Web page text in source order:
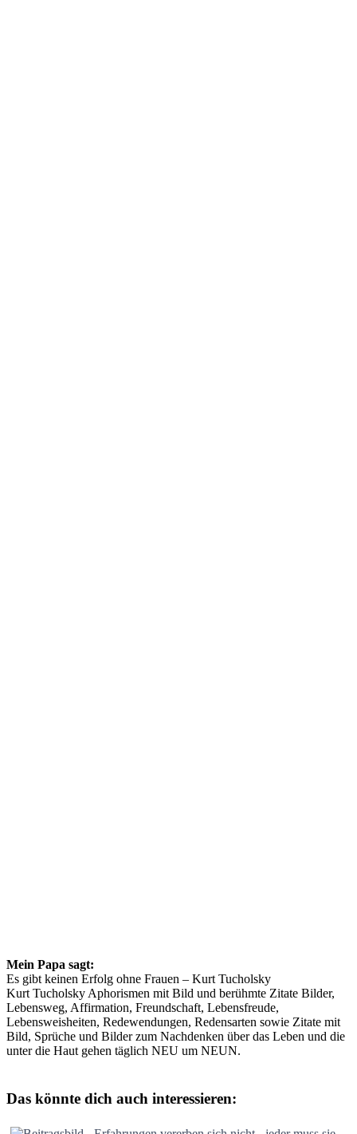
Mein Papa sagt:
Es gibt keinen Erfolg ohne Frauen – Kurt Tucholsky
Kurt Tucholsky Aphorismen mit Bild und berühmte Zitate Bilder,
Lebensweg, Affirmation, Freundschaft, Lebensfreude,
Lebensweisheiten, Redewendungen, Redensarten sowie Zitate mit
Bild, Sprüche und Bilder zum Nachdenken über das Leben und die
unter die Haut gehen täglich NEU um NEUN.
Das könnte dich auch interessieren: